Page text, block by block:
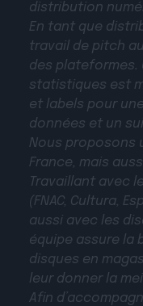
distribution
En tant que
travail de pitch
des plateformes.
statistiques est
et labels pour
données et un
Nous proposons
France, mais
Travaillant avec
(FNAC, Cultura,
aussi avec les
équipe assure la
disques en
leur donner la
Afin